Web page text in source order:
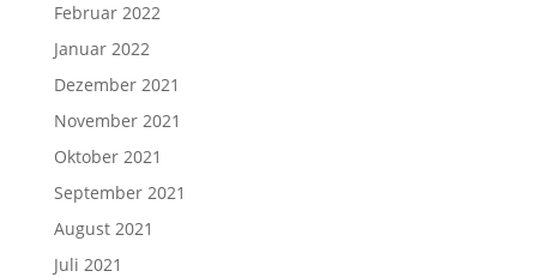
Februar 2022
Januar 2022
Dezember 2021
November 2021
Oktober 2021
September 2021
August 2021
Juli 2021